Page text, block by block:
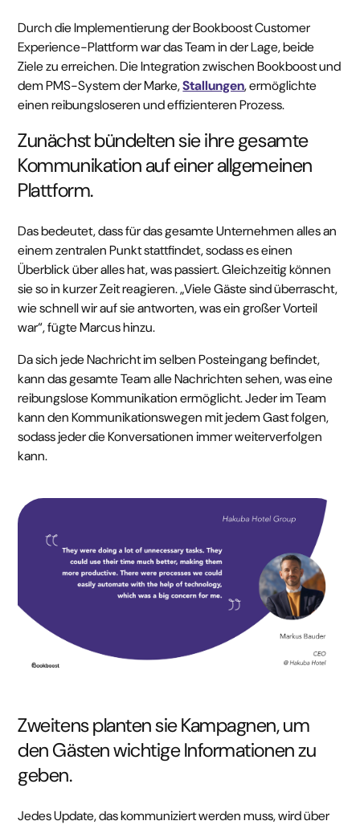
Durch die Implementierung der Bookboost Customer
Experience-Plattform war das Team in der Lage, beide
Ziele zu erreichen. Die Integration zwischen Bookboost und
dem PMS-System der Marke,Stallungen, ermöglichte
einen reibungsloseren und effizienteren Prozess.
Zunächst bündelten sie ihre gesamte
Kommunikation auf einer allgemeinen
Plattform.
Das bedeutet, dass für das gesamte Unternehmen alles an
einem zentralen Punkt stattfindet, sodass es einen
Überblick über alles hat, was passiert. Gleichzeitig können
sie so in kurzer Zeit reagieren. „Viele Gäste sind überrascht,
wie schnell wir auf sie antworten, was ein großer Vorteil
war“, fügte Marcus hinzu.
Da sich jede Nachricht im selben Posteingang befindet,
kann das gesamte Team alle Nachrichten sehen, was eine
reibungslose Kommunikation ermöglicht. Jeder im Team
kann den Kommunikationswegen mit jedem Gast folgen,
sodass jeder die Konversationen immer weiterverfolgen
kann.
Zweitens planten sie Kampagnen, um
den Gästen wichtige Informationen zu
geben.
Jedes Update, das kommuniziert werden muss, wird über